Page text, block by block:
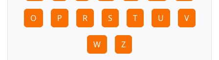
O P R S T U V
W Z